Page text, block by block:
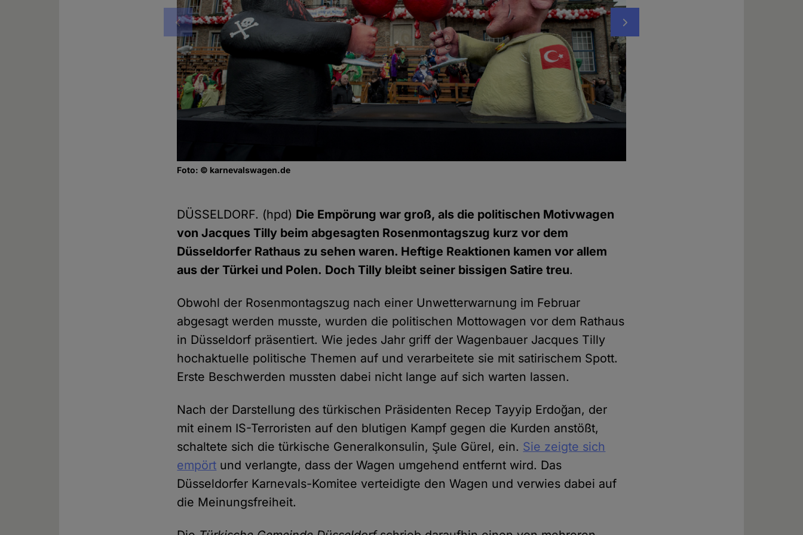
Vorheriges
Foto: © karnevalswagen.de
DÜSSELDORF. (hpd) Die Empörung war groß, als die politischen Motivwagen
von Jacques Tilly beim abgesagten Rosenmontagszug kurz vor dem
Düsseldorfer Rathaus zu sehen waren. Heftige Reaktionen kamen vor allem
aus der Türkei und Polen. Doch Tilly bleibt seiner bissigen Satire treu.
Obwohl der Rosenmontagszug nach einer Unwetterwarnung im Februar
abgesagt werden musste, wurden die politischen Mottowagen vor dem Rathaus
in Düsseldorf präsentiert. Wie jedes Jahr griff der Wagenbauer Jacques Tilly
hochaktuelle politische Themen auf und verarbeitete sie mit satirischem Spott.
Erste Beschwerden mussten dabei nicht lange auf sich warten lassen.
Nach der Darstellung des türkischen Präsidenten Recep Tayyip Erdoğan, der
mit einem IS-Terroristen auf den blutigen Kampf gegen die Kurden anstößt,
schaltete sich die türkische Generalkonsulin, Şule Gürel, ein. Sie zeigte sich
empört und verlangte, dass der Wagen umgehend entfernt wird. Das
Düsseldorfer Karnevals-Komitee verteidigte den Wagen und verwies dabei auf
die Meinungsfreiheit.